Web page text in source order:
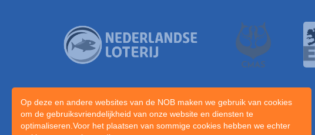
Op deze en andere websites van de NOB maken we gebruik van cookies
om de gebruiksvriendelijkheid van onze website en diensten te
optimaliseren.Voor het plaatsen van sommige cookies hebben we echter